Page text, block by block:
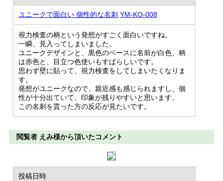
ユニークで面白い 個性的な名刺 YM-KO-008
視力検査の柄という発想がすごく面白いですね。
一瞬、見入ってしまいました。
ユニークデザインと、黒色のベースに名前が白色、柄
は赤色と、目立つ色使いもすばらしいです。
思わず壁に貼って、視力検査をしてしまいたくなりま
す。
発想がユニークなので、親近感も感じられますし、個
性が十分出ていて、印象が残りやすいと思います。
この名刺を貰った方の反応が見たいです。
閲覧者 えみ様から頂いたコメント
投稿日時